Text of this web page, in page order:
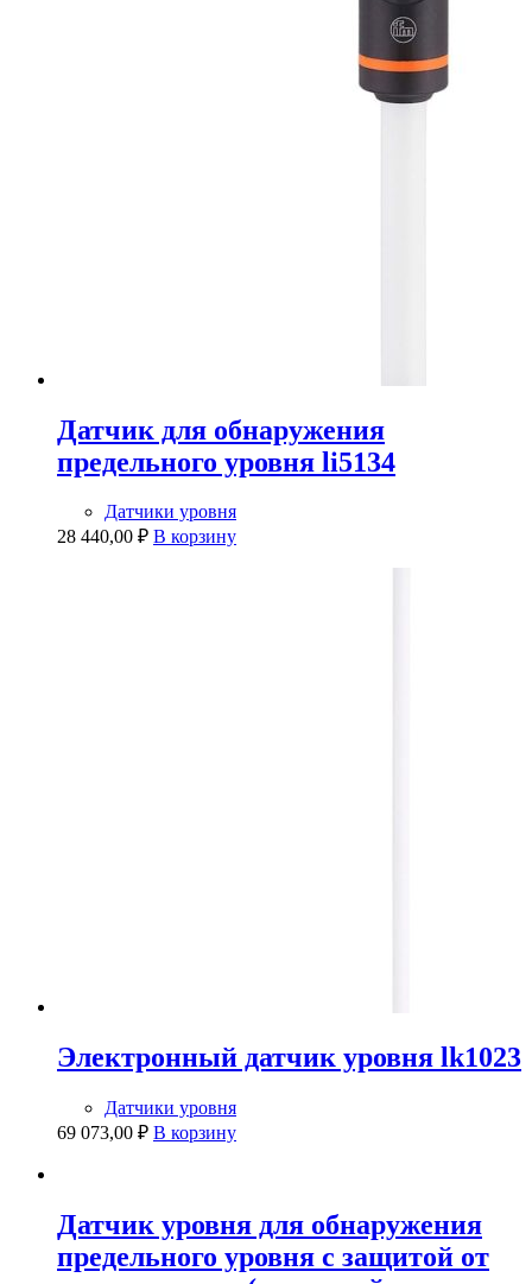
Датчик для обнаружения
предельного уровня li5134
Датчики уровня
28 440,00 ₽ В корзину
Электронный датчик уровня lk1023
Датчики уровня
69 073,00 ₽ В корзину
Датчик уровня для обнаружения
предельного уровня с защитой от